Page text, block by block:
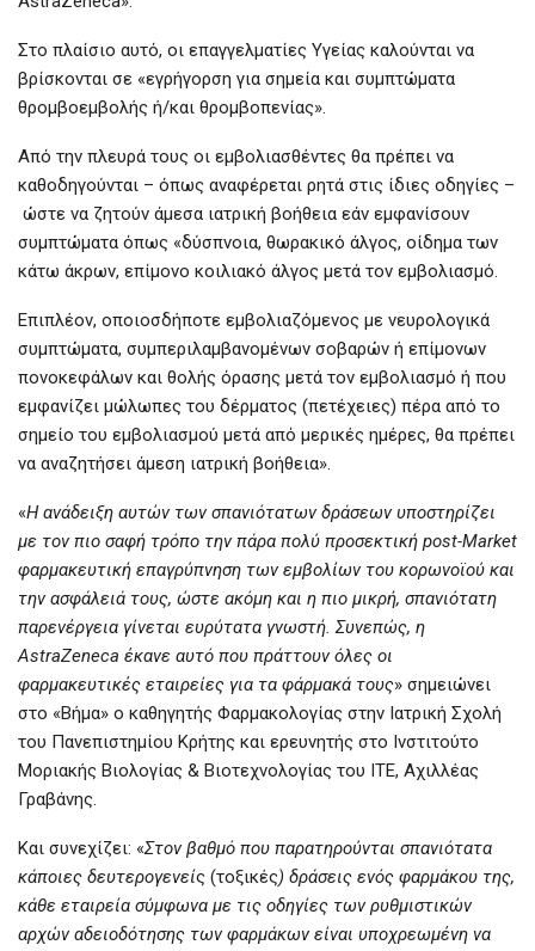
Στο πλαίσιο αυτό, οι επαγγελματίες Υγείας καλούνται να
βρίσκονται σε «εγρήγορση για σημεία και συμπτώματα
θρομβοεμβολής ή/και θρομβοπενίας».
Από την πλευρά τους οι εμβολιασθέντες θα πρέπει να
καθοδηγούνται – όπως αναφέρεται ρητά στις ίδιες οδηγίες –
ώστε να ζητούν άμεσα ιατρική βοήθεια εάν εμφανίσουν
συμπτώματα όπως «δύσπνοια, θωρακικό άλγος, οίδημα των
κάτω άκρων, επίμονο κοιλιακό άλγος μετά τον εμβολιασμό.
Επιπλέον, οποιοσδήποτε εμβολιαζόμενος με νευρολογικά
συμπτώματα, συμπεριλαμβανομένων σοβαρών ή επίμονων
πονοκεφάλων και θολής όρασης μετά τον εμβολιασμό ή που
εμφανίζει μώλωπες του δέρματος (πετέχειες) πέρα από το
σημείο του εμβολιασμού μετά από μερικές ημέρες, θα πρέπει
να αναζητήσει άμεση ιατρική βοήθεια».
«Η ανάδειξη αυτών των σπανιότατων δράσεων υποστηρίζει
με τον πιο σαφή τρόπο την πάρα πολύ προσεκτική post-Market
φαρμακευτική επαγρύπνηση των εμβολίων του κορωνοϊού και
την ασφάλειά τους, ώστε ακόμη και η πιο μικρή, σπανιότατη
παρενέργεια γίνεται ευρύτατα γνωστή. Συνεπώς, η
AstraZeneca έκανε αυτό που πράττουν όλες οι
φαρμακευτικές εταιρείες για τα φάρμακά τους» σημειώνει
στο «Βήμα» ο καθηγητής Φαρμακολογίας στην Ιατρική Σχολή
του Πανεπιστημίου Κρήτης και ερευνητής στο Ινστιτούτο
Μοριακής Βιολογίας & Βιοτεχνολογίας του ΙΤΕ, Αχιλλέας
Γραβάνης.
Και συνεχίζει: «Στον βαθμό που παρατηρούνται σπανιότατα
κάποιες δευτερογενείς (τοξικές) δράσεις ενός φαρμάκου της,
κάθε εταιρεία σύμφωνα με τις οδηγίες των ρυθμιστικών
αρχών αδειοδότησης των φαρμάκων είναι υποχρεωμένη να